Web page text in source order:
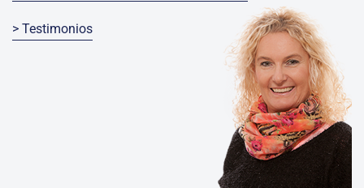
> Testimonios